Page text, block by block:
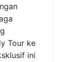
Tour ke
ini